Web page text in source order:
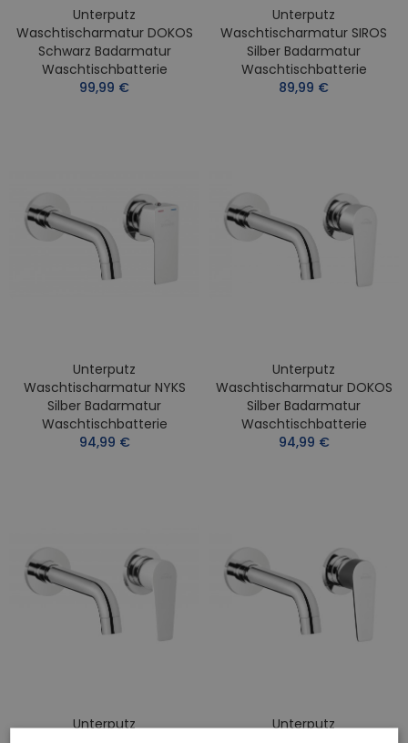
Unterputz
Waschtischarmatur DOKOS
Schwarz Badarmatur
Waschtischbatterie
99,99 €
Unterputz
Waschtischarmatur SIROS
Silber Badarmatur
Waschtischbatterie
89,99 €
Unterputz
Waschtischarmatur NYKS
Silber Badarmatur
Waschtischbatterie
94,99 €
Unterputz
Waschtischarmatur DOKOS
Silber Badarmatur
Waschtischbatterie
94,99 €
Unterputz
Unterputz